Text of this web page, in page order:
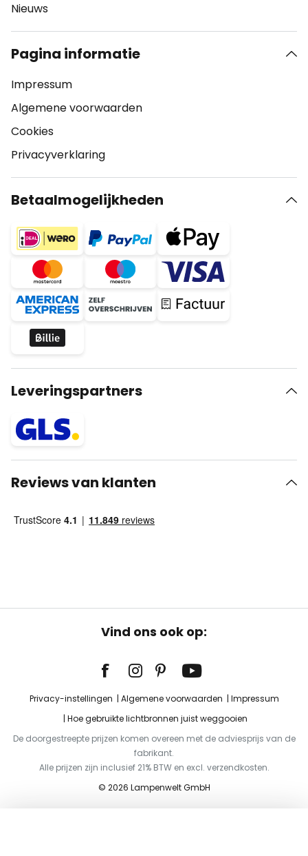
Nieuws
Pagina informatie
Impressum
Algemene voorwaarden
Cookies
Privacyverklaring
Betaalmogelijkheden
Leveringspartners
Reviews van klanten
Vind ons ook op:
Privacy-instellingen Algemene voorwaarden
Impressum
Hoe gebruikte lichtbronnen juist weggooien
De doorgestreepte prijzen komen overeen met de adviesprijs van de
fabrikant.
Alle prijzen zijn inclusief 21% BTW en excl. verzendkosten.
© 2026 Lampenwelt GmbH